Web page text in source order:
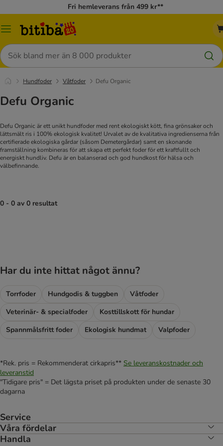
Fri hemleverans från 499 kr**
Meny
Sök
Hundfoder Våtfoder Defu Organic
Defu Organic
Defu Organic är ett unikt hundfoder med rent ekologiskt kött, fina grönsaker och
lättsmält ris i 100% ekologisk kvalitet! Urvalet av de kvalitativa ingredienserna från
certifierade ekologiska gårdar (såsom Demetergårdar) samt en skonande
framställning kombineras för att skapa ett perfekt foder för ett kraftfullt och
energiskt hundliv. Defu är en balanserad och god hundkost för hälsa och
välbefinnande.
0 - 0 av 0 resultat
Har du inte hittat något ännu?
Torrfoder Hundgodis & tuggben
Våtfoder
Veterinär- & specialfoder
Kosttillskott för hundar
Spannmålsfritt foder
Ekologisk hundmat Valpfoder
*Rek. pris = Rekommenderat cirkapris** Se leveranskostnader och
leveranstid
"Tidigare pris" = Det lägsta priset på produkten under de senaste 30
dagarna
Service
Våra fördelar
Handla